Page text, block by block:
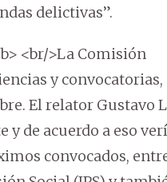
delictivas”.
<br/>La Comisión
y convocatorias,
El relator Gustavo
de acuerdo a eso
convocados,